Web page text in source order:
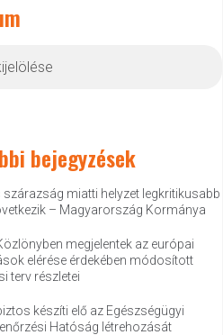
bejegyzések
szárazság miatti helyzet legkritikusabb
– Magyarország Kormánya
megjelentek az európai
elérése érdekében módosított
terv részletei
készíti elő az Egészségügyi
Hatóság létrehozását